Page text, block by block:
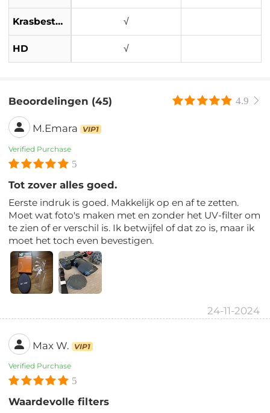
Krasbestendig √
HD √
Beoordelingen (45) 4.9
M.Emara VIP1
Verified Purchase
5
Tot zover alles goed.
Eerste indruk is goed. Makkelijk op en af ​​te zetten.
Moet wat foto's maken met en zonder het UV-filter om
te zien of er verschil is. Ik betwijfel of dat zo is, maar ik
moet het toch even bevestigen.
24-11-2024
Max W. VIP1
Verified Purchase
5
Waardevolle filters